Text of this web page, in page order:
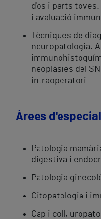
d'os i parts
i avaluació
Tècniques de
neuropatologia.
neoplàsies del
intraoperatori
Àrees
Patologia
digestiva i
Patologia
Citopatologia i
Cap i coll,